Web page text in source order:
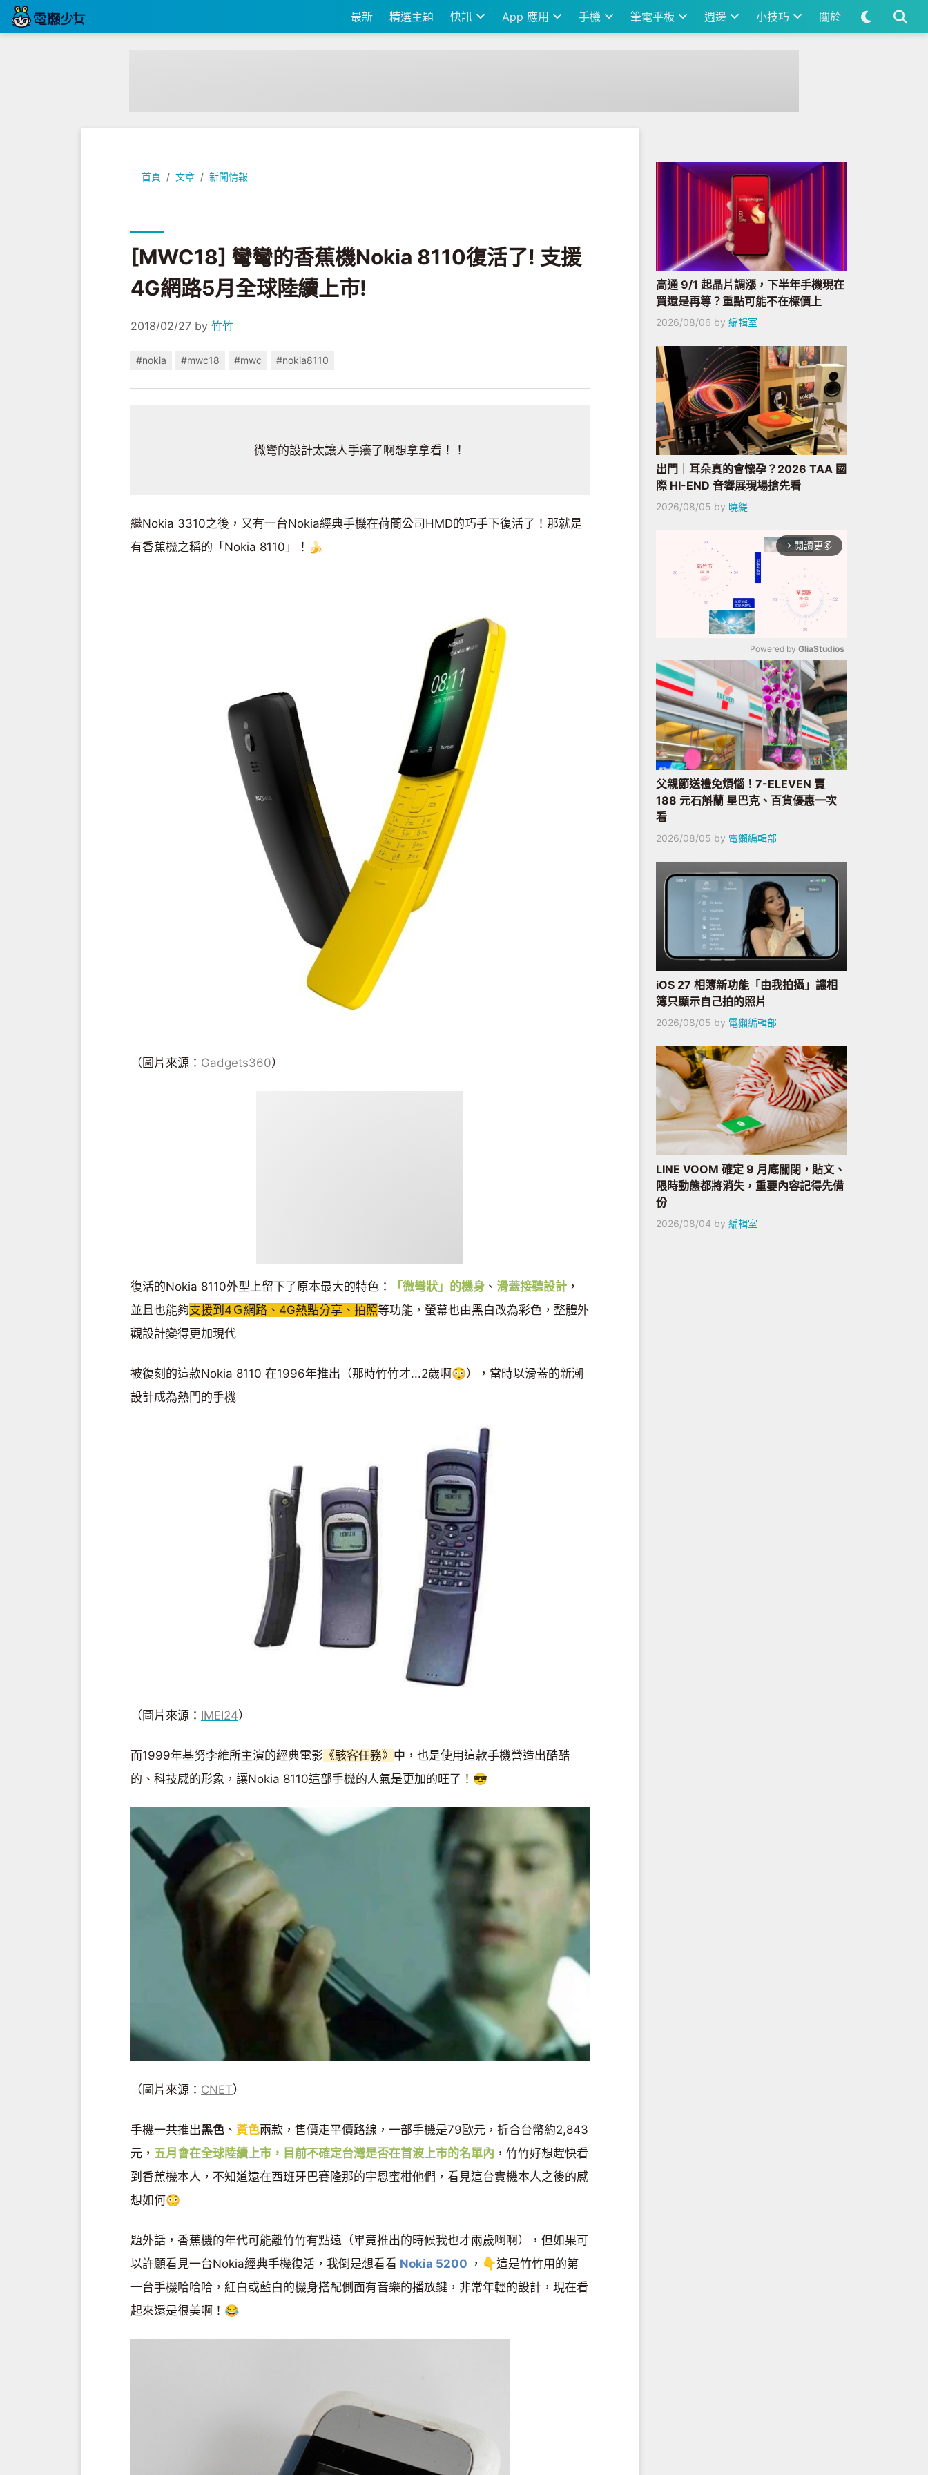
最新 精選主題 快訊 App 應用 手機 筆電平板 週邊 小技巧 關於
首頁 文章 新聞情報
[MWC18] 彎彎的香蕉機Nokia 8110復活了! 支援4G網路5月全球陸續上市!
[MWC18] 彎彎的香蕉機Nokia 8110復活了! 支援
4G網路5月全球陸續上市!
2018/02/27 by 竹竹
#nokia #mwc18 #mwc #nokia8110
微彎的設計太讓人手癢了啊想拿拿看！！
繼Nokia 3310之後，又有一台Nokia經典手機在荷蘭公司HMD的巧手下復活了！那就是
有香蕉機之稱的「Nokia 8110」！🍌
（圖片來源： Gadgets360）
復活的Nokia 8110外型上留下了原本最大的特色： 「微彎狀」的機身 、 滑蓋接聽設計 ，
並且也能夠支援到4Ｇ網路、4G熱點分享、拍照等功能，螢幕也由黑白改為彩色，整體外
觀設計變得更加現代
被復刻的這款Nokia 8110 在1996年推出（那時竹竹才...2歲啊😳），當時以滑蓋的新潮
設計成為熱門的手機
（圖片來源： IMEI24）
而1999年基努李維所主演的經典電影 《駭客任務》 中，也是使用這款手機營造出酷酷
的、科技感的形象，讓Nokia 8110這部手機的人氣是更加的旺了！😎
（圖片來源： CNET）
手機一共推出黑色 、 黃色兩款，售價走平價路線，一部手機是79歐元，折合台幣約2,843
元， 五月會在全球陸續上市，目前不確定台灣是否在首波上市的名單內 ，竹竹好想趕快看
到香蕉機本人，不知道遠在西班牙巴賽隆那的宇恩蜜柑他們，看見這台實機本人之後的感
想如何😳
題外話，香蕉機的年代可能離竹竹有點遠（畢竟推出的時候我也才兩歲啊啊），但如果可
以許願看見一台Nokia經典手機復活，我倒是想看看 Nokia 5200 ， 👇這是竹竹用的第
一台手機哈哈哈，紅白或藍白的機身搭配側面有音樂的播放鍵，非常年輕的設計，現在看
起來還是很美啊！😂
高通 9/1 起晶片調漲，下半年手機現在
買還是再等？重點可能不在標價上
2026/08/06 by 編輯室
出門｜耳朵真的會懷孕？2026 TAA 國
際 HI-END 音響展現場搶先看
2026/08/05 by 曉緹
arrow_forward_ios 閱讀更多
Mute
Powered by GliaStudios
父親節送禮免煩惱！7-ELEVEN 賣
188 元石斛蘭 星巴克、百貨優惠一次
看
2026/08/05 by 電獺編輯部
iOS 27 相簿新功能「由我拍攝」讓相
簿只顯示自己拍的照片
2026/08/05 by 電獺編輯部
LINE VOOM 確定 9 月底關閉，貼文、
限時動態都將消失，重要內容記得先備
份
2026/08/04 by 編輯室